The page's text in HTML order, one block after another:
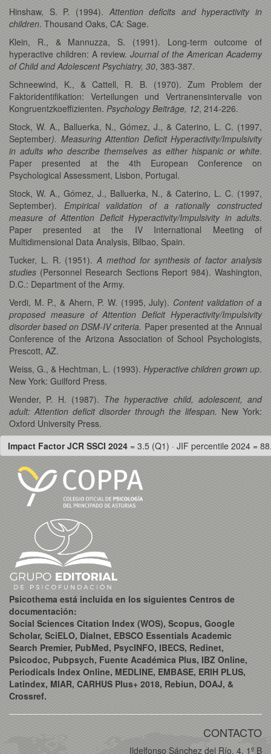
Hinshaw, S. P. (1994). Attention deficits and hyperactivity in
children. Thousand Oaks, CA: Sage.
Klein, R., & Mannuzza, S. (1991). Long-term outcome of
hyperactive children: A review. Journal of the American Academy
of Child and Adolescent Psychiatry, 30, 383-387.
Schneewind, K., & Cattell, R. B. (1970). Zum Problem der
Faktoridentifikation: Verteilungen und Vertranensintervalle von
Kongruentzkoeffizienten. Psychology Beiträge, 12, 214-226.
Stock, W. A., Balluerka, N., Gómez, J., & Caterino, L. C. (1997,
September). Measuring Attention Deficit Hyperactivity/Impulsivity
in adults who describe themselves as either hispanic or white.
Paper presented at the 4th European Conference on
Psychological Assessment, Lisbon, Portugal.
Stock, W. A., Gómez, J., Balluerka, N., & Caterino, L. C. (1997,
September). Empirical validation of a rationally constructed
measure of Attention Deficit Hyperactivity/Impulsivity in adults.
Paper presented at the IV International Meeting of
Multidimensional Data Analysis, Bilbao, Spain.
Tucker, L. R. (1951).A method for synthesis of factor analysis
studies (Personnel Research Sections Report 984). Washington,
D.C.: Department of the Army.
Verdi, M. P., & Ahern, P. W. (1995, July). Content validation of a
proposed measure of Attention Deficit Hyperactivity/Impulsivity
disorder based on DSM-IV criteria. Paper presented at the Annual
Conference of the Arizona Association of School Psychologists,
Prescott, AZ.
Weiss, G., & Hechtman, L. (1993). Hyperactive children grown up.
New York: Guilford Press.
Wender, P. H. (1987). The hyperactive child, adolescent, and
adult: Attention deficit disorder through the lifespan. New York:
Oxford University Press.
Impact Factor JCR SSCI 2024 = 3.5 (Q1) · JIF percentile 2024 =
Psicothema está incluida en los siguientes Centros de
documentación:
Social Sciences Citation Index (WOS), Scopus, Google
Scholar, SciELO, Dialnet, EBSCO Essentials Academic
Search Premier, PubMed, PsycINFO, IBECS, Redinet,
Psicodoc, Pubpsych, Fuente Académica Plus, IBZ Online,
Periodicals Index Online, MEDLINE, EMBASE, ERIH PLUS,
Latindex, MIAR, CARHUS Plus+ 2018, Rebiun, DOAJ, &
Crossref.
CONTACTO
Ildelfonso Sánchez del Río, 4, 1º B